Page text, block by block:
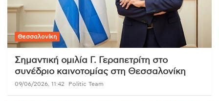
Θεσσαλονίκη
Σημαντική ομιλία Γ. Γεραπετρίτη στο
συνέδριο καινοτομίας στη Θεσσαλονίκη
09/06/2026, 11:42 Politic Team